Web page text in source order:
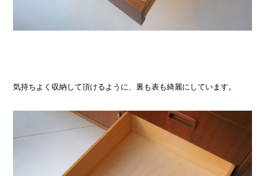
気持ちよく収納して頂けるように、裏も表も綺麗にしています。